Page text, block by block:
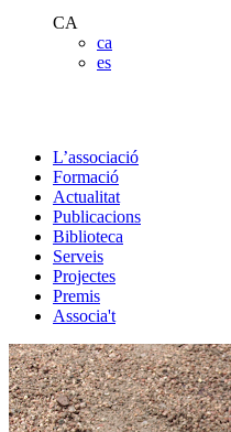
CA
ca
es
L’associació
Formació
Actualitat
Publicacions
Biblioteca
Serveis
Projectes
Premis
Associa't